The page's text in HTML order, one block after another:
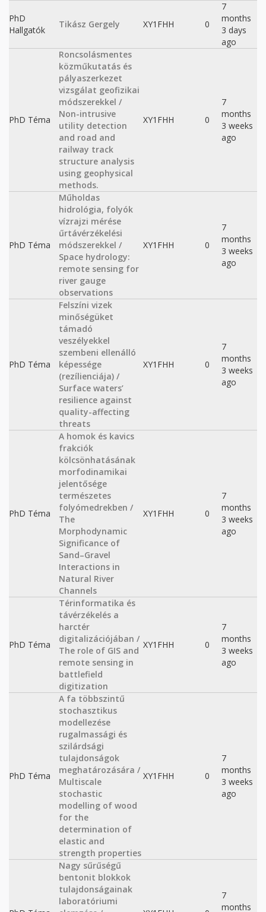
PhD
Hallgatók
Tikász Gergely XY1FHH 0
7
months
3 days
ago
PhD Téma
Roncsolásmentes
közműkutatás és
pályaszerkezet
vizsgálat geofizikai
módszerekkel /
Non-intrusive
utility detection
and road and
railway track
structure analysis
using geophysical
methods.
XY1FHH 0
7
months
3 weeks
ago
PhD Téma
Műholdas
hidrológia, folyók
vízrajzi mérése
űrtávérzékelési
módszerekkel /
Space hydrology:
remote sensing for
river gauge
observations
XY1FHH 0
7
months
3 weeks
ago
PhD Téma
Felszíni vizek
minőségüket
támadó
veszélyekkel
szembeni ellenálló
képessége
(rezílienciája) /
Surface waters’
resilience against
quality-affecting
threats
XY1FHH 0
7
months
3 weeks
ago
PhD Téma
A homok és kavics
frakciók
kölcsönhatásának
morfodinamikai
jelentősége
természetes
folyómedrekben /
The
Morphodynamic
Significance of
Sand–Gravel
Interactions in
Natural River
Channels
XY1FHH 0
7
months
3 weeks
ago
PhD Téma
Térinformatika és
távérzékelés a
harctér
digitalizációjában /
The role of GIS and
remote sensing in
battlefield
digitization
XY1FHH 0
7
months
3 weeks
ago
PhD Téma
A fa többszintű
stochasztikus
modellezése
rugalmassági és
szilárdsági
tulajdonságok
meghatározására /
Multiscale
stochastic
modelling of wood
for the
determination of
elastic and
strength properties
XY1FHH 0
7
months
3 weeks
ago
Nagy sűrűségű
bentonit blokkok
tulajdonságainak
laboratóriumi
7
months